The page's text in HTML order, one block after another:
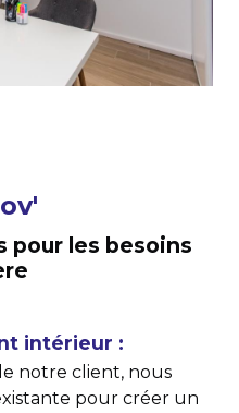
pour les besoins
intérieur :
notre client, nous
pour créer un